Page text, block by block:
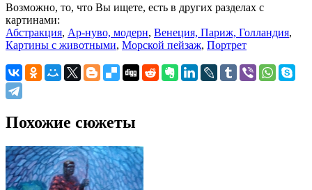
Возможно, то, что Вы ищете, есть в других разделах с
картинами:
Абстракция, Ар-нуво, модерн, Венеция, Париж, Голландия,
Картины с животными, Морской пейзаж, Портрет
Похожие сюжеты